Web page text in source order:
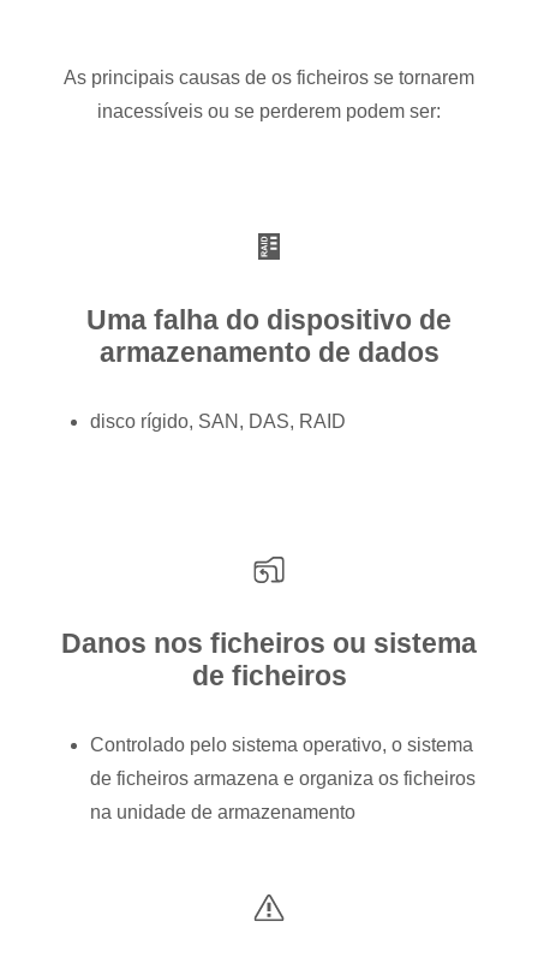
As principais causas de os ficheiros se tornarem
inacessíveis ou se perderem podem ser:
Uma falha do dispositivo de
armazenamento de dados
disco rígido, SAN, DAS, RAID
Danos nos ficheiros ou sistema
de ficheiros
Controlado pelo sistema operativo, o sistema
de ficheiros armazena e organiza os ficheiros
na unidade de armazenamento